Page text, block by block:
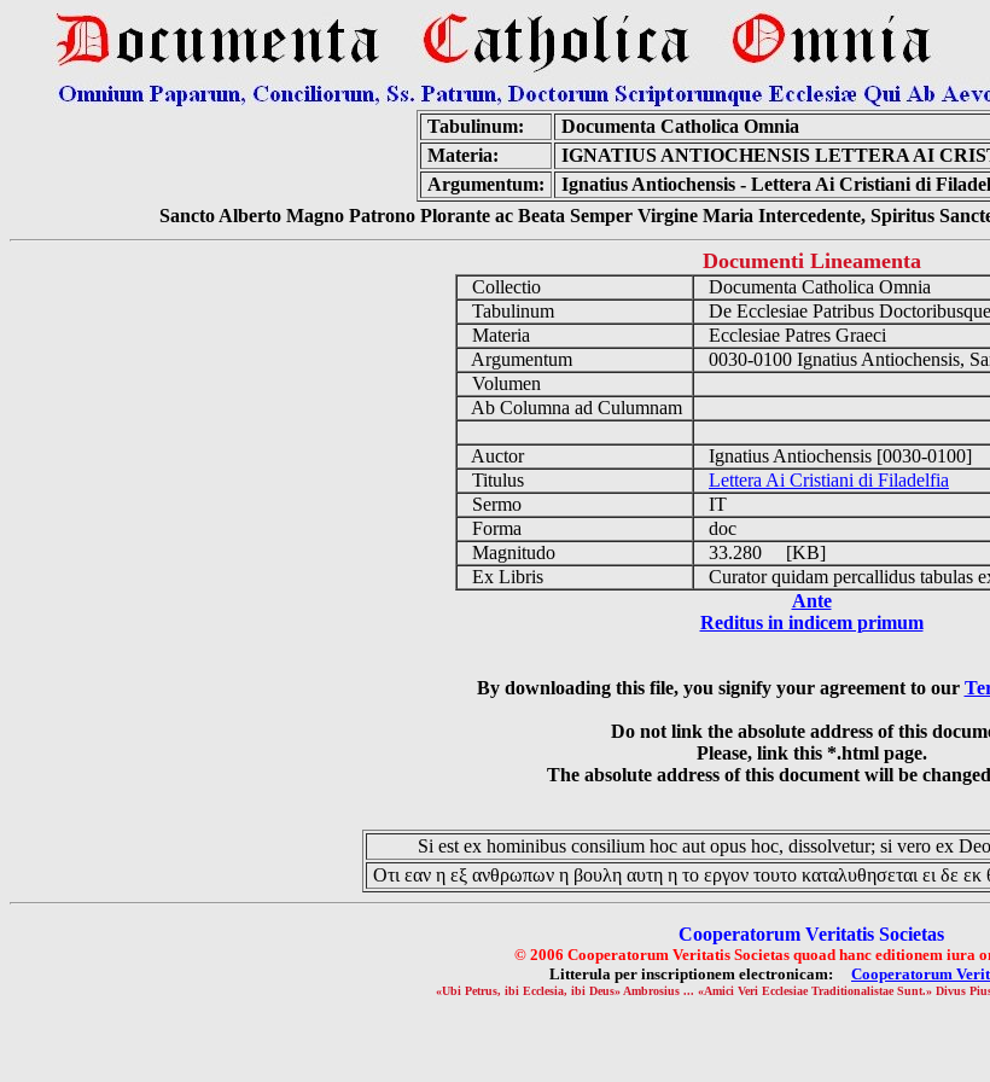
Tabulinum:
Documenta Catholica Omnia
Materia:
IGNATIUS ANTIOCHENSIS LETTERA AI
Argumentum:
Ignatius Antiochensis - Lettera Ai Cristiani di
Sancto Alberto Magno Patrono Plorante ac Beata Semper Virgine Maria Intercedente, Spiritus
Documenti Lineamenta
Collectio
Documenta Catholica Omnia
Tabulinum
De Ecclesiae Patribus Doctoribusque
Materia
Ecclesiae Patres Graeci
Argumentum
0030-0100 Ignatius Antiochensis,
Volumen
Ab Columna ad Culumnam
Auctor
Ignatius Antiochensis [0030-0100]
Titulus
Lettera Ai Cristiani di Filadelfia
Sermo
IT
Forma
doc
Magnitudo
33.280 [KB]
Ex Libris
Curator quidam percallidus tabulas
Ante
Reditus in indicem primum
By downloading this file, you signify your agreement to our
Do not link the absolute address of this
Please, link this *.html page.
The absolute address of this document will be
Si est ex hominibus consilium hoc aut opus hoc, dissolvetur; si vero ex
Οτι εαν η εξ ανθρωπων η βουλη αυτη η το εργον τουτο καταλυθησεται ει δε εκ
Cooperatorum Veritatis Societas
© 2006 Cooperatorum Veritatis Societas quoad hanc editionem iura
Litterula per inscriptionem electronicam: Cooperatorum
«Ubi Petrus, ibi Ecclesia, ibi Deus» Ambrosius ... «Amici Veri Ecclesiae Traditionalistae Sunt.» Divus